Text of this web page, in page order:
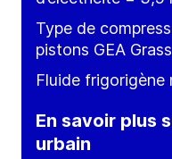
Type de
pistons GEA
Fluide frigorigène
En savoir plus
urbain